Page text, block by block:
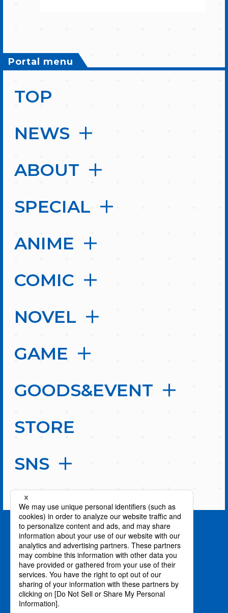
Portal menu
TOP
NEWS
ABOUT
SPECIAL
ANIME
COMIC
NOVEL
GAME
GOODS&EVENT
STORE
SNS
PAGE TOP